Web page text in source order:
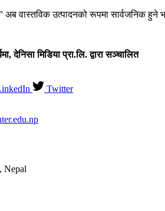
वास्तविक उत्पादनको रूपमा सार्वजनिक हुने
देनिसा मिडिया प्रा.लि. द्वारा सञ्चालित
Twitter
Nepal